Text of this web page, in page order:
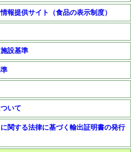
報提供サイト（食品の表示制度）
設基準
いて
関する法律に基づく輸出証明書の発行